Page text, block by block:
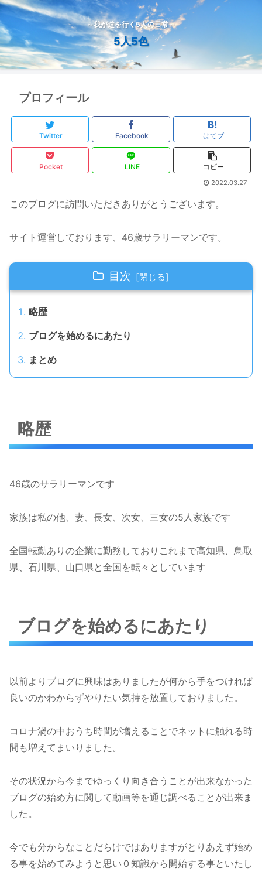
～我が道を行く5人の日常～
5人5色
プロフィール
Twitter Facebook はてブ
Pocket LINE コピー
2022.03.27
このブログに訪問いただきありがとうございます。
サイト運営しております、46歳サラリーマンです。
目次
略歴
ブログを始めるにあたり
まとめ
略歴
46歳のサラリーマンです
家族は私の他、妻、長女、次女、三女の5人家族です
全国転勤ありの企業に勤務しておりこれまで高知県、鳥取
県、石川県、山口県と全国を転々としています
ブログを始めるにあたり
以前よりブログに興味はありましたが何から手をつければ
良いのかわからずやりたい気持を放置しておりました。
コロナ渦の中おうち時間が増えることでネットに触れる時
間も増えてまいりました。
その状況から今までゆっくり向き合うことが出来なかった
ブログの始め方に関して動画等を通じ調べることが出来ま
した。
今でも分からなことだらけではありますがとりあえず始め
る事を始めてみようと思い０知識から開始する事といたし